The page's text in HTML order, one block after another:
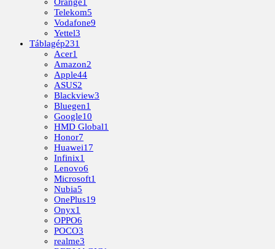
Telekom5
Vodafone9
Yettel3
Táblagép231
Acer1
Amazon2
Apple44
ASUS2
Blackview3
Bluegen1
Google10
HMD Global1
Honor7
Huawei17
Infinix1
Lenovo6
Microsoft1
Nubia5
OnePlus19
Onyx1
OPPO6
POCO3
realme3